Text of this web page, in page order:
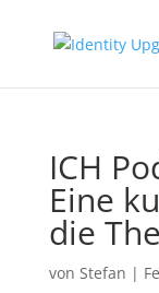
ICH
Eine
die
von Stefan |